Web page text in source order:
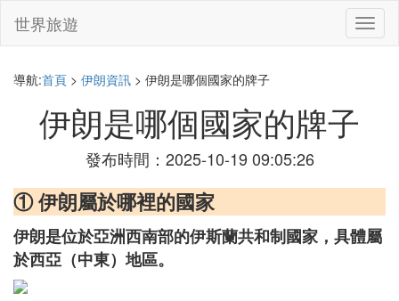
切
換
世界旅遊
導航:首頁 > 伊朗資訊 > 伊朗是哪個國家的牌子
伊朗是哪個國家的牌子
發布時間：2025-10-19 09:05:26
① 伊朗屬於哪裡的國家
伊朗是位於亞洲西南部的伊斯蘭共和制國家，具體屬
於西亞（中東）地區。